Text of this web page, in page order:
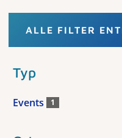
ALLE FILTER
Typ
Events 1